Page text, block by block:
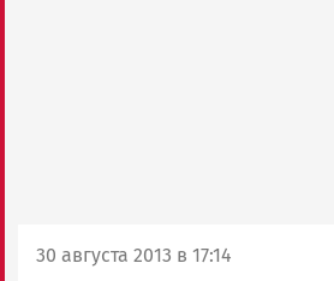
30 августа 2013 в 17:14